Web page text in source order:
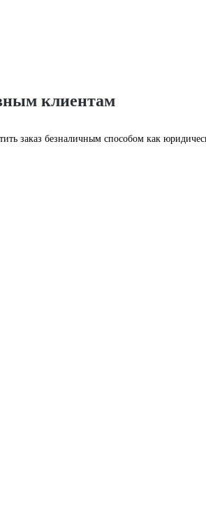
клиентам
заказ безналичным способом как